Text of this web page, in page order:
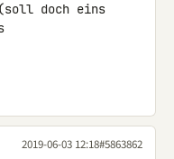
doch eins
2019-06-03 12:18#5863862